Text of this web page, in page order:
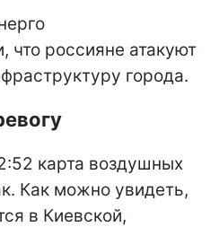
что россияне атакуют
города.
карта воздушных
Как можно увидеть,
в Киевской,